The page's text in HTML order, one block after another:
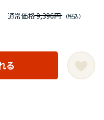
通常価格 9,396円
る